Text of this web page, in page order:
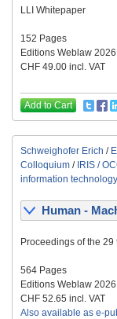
LLI Whitepaper
152 Pages
Editions Weblaw
CHF 49.00 incl. VAT
Add to Cart
Schweighofer Erich /
Colloquium / IRIS /
information
Human -
Proceedings of the
564 Pages
Editions Weblaw
CHF 52.65 incl. VAT
Also available as e-